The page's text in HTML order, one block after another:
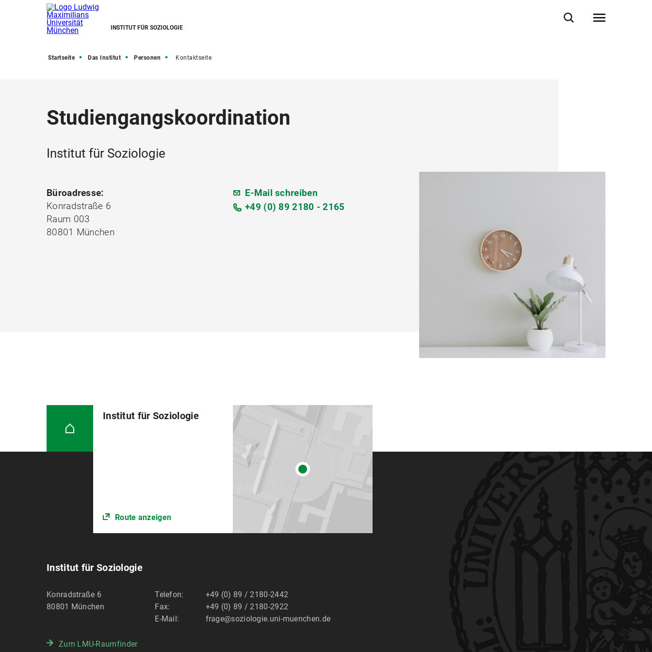
INSTITUT FÜR SOZIOLOGIE
Startseite Das Institut Personen Kontaktseite
Studiengangskoordination
Institut für Soziologie
Büroadresse:
Konradstraße 6
Raum 003
80801 München
E-Mail schreiben
+49 (0) 89 2180 - 2165
Institut für Soziologie
Route anzeigen
Institut für Soziologie
Konradstraße 6
80801 München
Telefon:
+49 (0) 89 / 2180-2442
Fax:
+49 (0) 89 / 2180-2922
E-Mail:
frage@soziologie.uni-muenchen.de
Zum LMU-Raumfinder